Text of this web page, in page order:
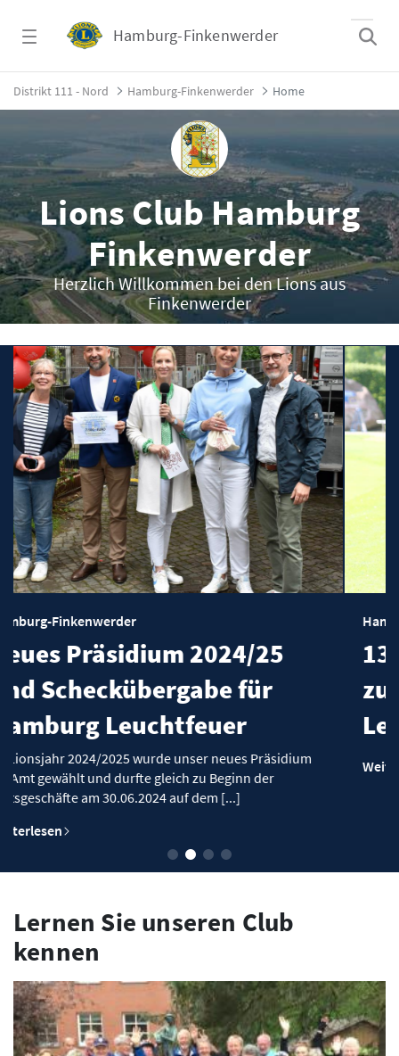
Hamburg-Finkenwerder
Home - Hamburg-Finkenwerder
Distrikt 111 - Nord Hamburg-Finkenwerder Home
Lions Club Hamburg
Finkenwerder
Herzlich Willkommen bei den Lions aus
Finkenwerder
25
Präsidium
der
Hamburg-Finkenwerder
13. Benefiz Golfturnier
zugunsten Hamburg
Leuchtfeuer am
Weiterlesen
Lernen Sie unseren Club
kennen